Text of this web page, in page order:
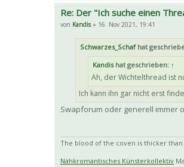
Re: Der "Ich suche einen
von Kandis» 16. Nov 2021, 19:41
Schwarzes_Schafhat
Kandishat geschrieben: ↑
Äh, der Wichtelthread ist
Ich kann ihn gar nicht erst
Swapforum oder generell immer
The blood of the coven is thicker
Nähkromantisches Künsterkollektiv